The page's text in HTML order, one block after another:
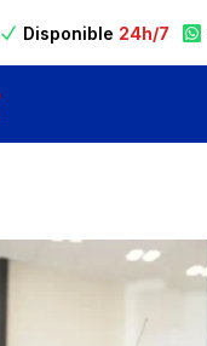
N Disponible 24h/7 